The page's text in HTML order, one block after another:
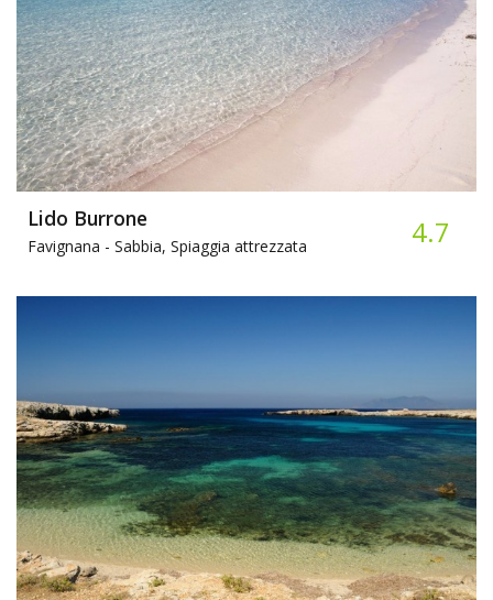
Lido Burrone
Favignana - Sabbia, Spiaggia attrezzata 4.7